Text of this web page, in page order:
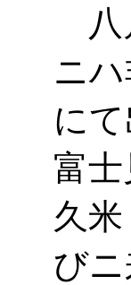
八
ニ
に
富
久
び